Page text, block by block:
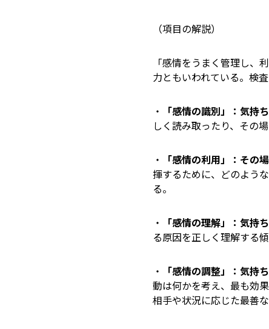
（項目の解説）
「感情をうまく管理し、
力ともいわれている。検
・ 「感情の識別」：気持
しく読み取ったり、その
・ 「感情の利用」：その
揮するために、どのよう
る。
・ 「感情の理解」：気持
る原因を正しく理解する傾
・ 「感情の調整」：気持
動は何かを考え、最も効
相手や状況に応じた最善